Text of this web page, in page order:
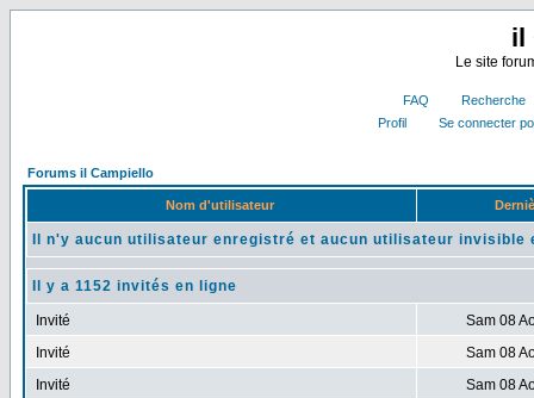
il
Le site
FAQ
Recherche
Profil
Se connecter
Forums il Campiello
Nom d'utilisateur
Il n'y aucun utilisateur enregistré et aucun utilisateur invisible
Il y a 1152 invités en ligne
Invité
Sam 08
Invité
Sam 08
Invité
Sam 08